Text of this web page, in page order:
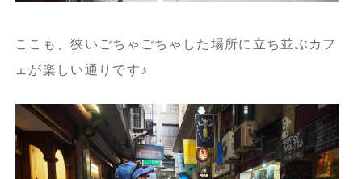
ここも、狭いごちゃごちゃした場所に立ち並ぶカフ
ェが楽しい通りです♪